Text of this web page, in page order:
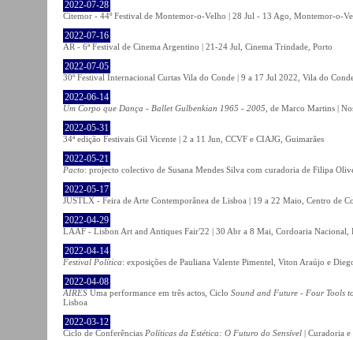
2022-07-28
Citemor - 44º Festival de Montemor-o-Velho | 28 Jul - 13 Ago, Montemor-o-
2022-07-16
AR - 6ª Festival de Cinema Argentino | 21-24 Jul, Cinema Trindade, Porto
2022-07-05
30º Festival Internacional Curtas Vila do Conde | 9 a 17 Jul 2022, Vila do
2022-06-14
Um Corpo que Dança - Ballet Gulbenkian 1965 - 2005 , de Marco Martins |
2022-05-31
34ª edição Festivais Gil Vicente | 2 a 11 Jun, CCVF e CIAJG, Guimarães
2022-05-21
Pacto: projecto colectivo de Susana Mendes Silva com curadoria de Filipa
2022-05-17
JUSTLX - Feira de Arte Contemporânea de Lisboa | 19 a 22 Maio, Centro de
2022-04-29
LAAF - Lisbon Art and Antiques Fair'22 | 30 Abr a 8 Mai, Cordoaria Nacional,
2022-04-14
Festival Política: exposições de Pauliana Valente Pimentel, Viton Araújo e
2022-04-08
AIRES Uma performance em três actos, Ciclo Sound and Future - Four Tools
Lisboa
2022-03-12
Ciclo de Conferências Políticas da Estética: O Futuro do Sensível | Curadoria